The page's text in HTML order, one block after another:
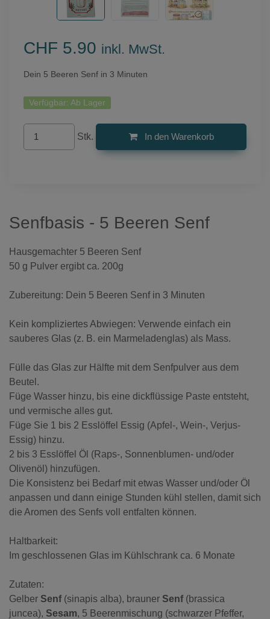
CHF 5.90 inkl. MwSt.
Dein 5 Beeren Senf in 3 Minuten
Verfügbar: Ab Lager
Stk. In den Warenkorb
Senfbasis - 5 Beeren Senf
Hausgemachter 5 Beeren Senf
50 g Pulver ergibt ca. 200g
Zubereitung: Dein 5 Beeren Senf in 3 Minuten
Kein kompliziertes Abwiegen: Verwende einfach ein
sauberes Glas (z. B. ein Marmeladenglas) als Mass.
Fülle das Glas zur Hälfte mit dem Senfpulver aus dem
Beutel.
Füge Wasser hinzu, bis eine dickflüssige Paste entsteht,
und vermische alles gut.
Füge Sie 1 bis 2 Esslöffel Essig (Apfel-, Wein-, Verjus-
Essig) hinzu.
2 bis 3 Esslöffel Öl (Raps-, Sonnenblumen- und/oder
Olivenöl) hinzufügen.
Die Konsistenz bei Bedarf mit etwas Wasser und/oder Öl
anpassen und dann einige Stunden kühl stellen, damit sich
die Aromen des Senfs voll entfalten können.
Haltbarkeit:
Im geschlossenen Glas im Kühlschrank ca. 6 Monate
Zutaten:
Gelber Senf(sinapis alba), brauner Senf(brassica
juncea), Sesam, 5 Beerenmischung (schwarzer Pfeffer,